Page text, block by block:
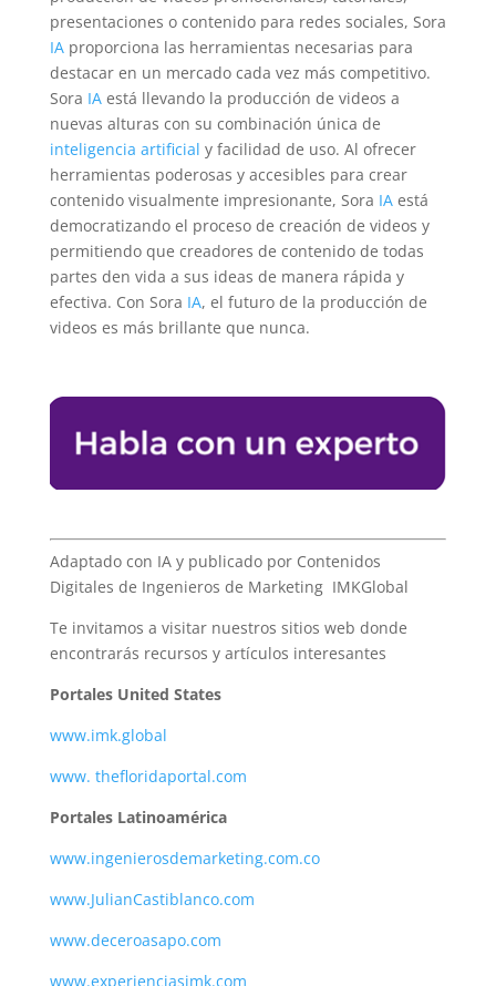
presentaciones o contenido para redes sociales, Sora
IAproporciona las herramientas necesarias para
destacar en un mercado cada vez más competitivo.
Sora IAestá llevando la producción de videos a
nuevas alturas con su combinación única de
inteligencia artificial y facilidad de uso. Al ofrecer
herramientas poderosas y accesibles para crear
contenido visualmente impresionante, Sora IAestá
democratizando el proceso de creación de videos y
permitiendo que creadores de contenido de todas
partes den vida a sus ideas de manera rápida y
efectiva. Con Sora IA, el futuro de la producción de
videos es más brillante que nunca.
Adaptado con IA y publicado por Contenidos
Digitales de Ingenieros de Marketing IMKGlobal
Te invitamos a visitar nuestros sitios web donde
encontrarás recursos y artículos interesantes
Portales United States
www.imk.global
www. thefloridaportal.com
Portales Latinoamérica
www.ingenierosdemarketing.com.co
www.JulianCastiblanco.com
www.deceroasapo.com
www.experienciasimk.com